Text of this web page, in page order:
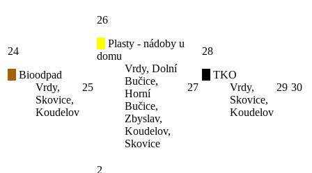
24
Bioodpad
Vrdy,
Skovice,
Koudelov
25
26
Plasty - nádoby u
domu
Vrdy, Dolní
Bučice,
Horní
Bučice,
Zbyslav,
Koudelov,
Skovice
27
28
TKO
Vrdy,
Skovice,
Koudelov
29 30
2